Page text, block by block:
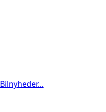
Bilnyheder...